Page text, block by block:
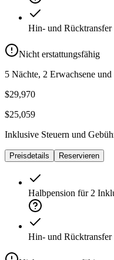
Hin- und Rücktransfer
Nicht erstattungsfähig
5 Nächte, 2 Erwachsene
$29,970
$25,059
Inklusive Steuern und
Preisdetails Reservieren
Halbpension für 2
Hin- und Rücktransfer